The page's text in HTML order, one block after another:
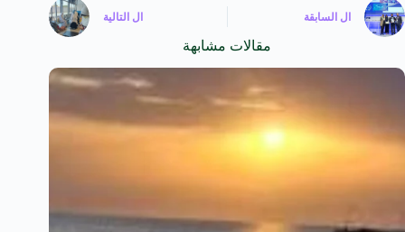
ال السابقة ال التالية
مقالات مشابهة